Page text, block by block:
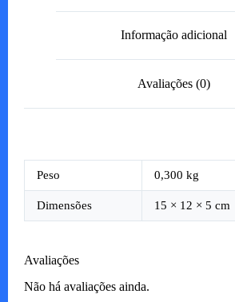
Informação adicional
Avaliações (0)
Peso 0,300 kg
Dimensões 15 × 12 × 5 cm
Avaliações
Não há avaliações ainda.